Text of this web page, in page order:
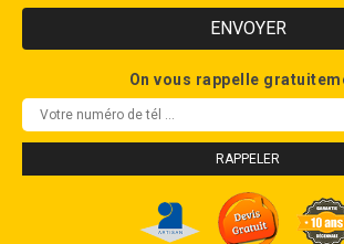
On vous rappelle